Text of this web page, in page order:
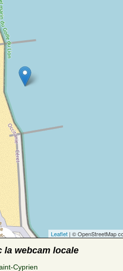
Leaflet | © OpenStreetMap
la webcam locale
Cyprien